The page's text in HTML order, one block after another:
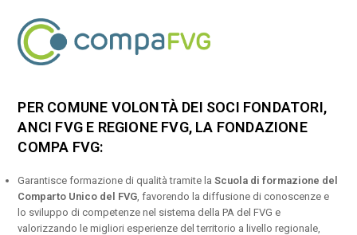
PER COMUNE VOLONTÀ DEI SOCI FONDATORI,
ANCI FVG E REGIONE FVG, LA FONDAZIONE
COMPA FVG:
Garantisce formazione di qualità tramite laScuola di formazione del
Comparto Unico del FVG , favorendo la diffusione di conoscenze e
lo sviluppo di competenze nel sistema della PA del FVG e
valorizzando le migliori esperienze del territorio a livello regionale,